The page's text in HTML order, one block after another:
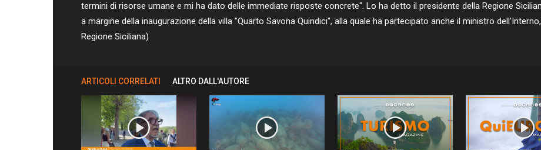
termini di risorse umane e mi ha dato delle immediate risposte concrete". Lo ha detto il presidente della Regione
a margine della inaugurazione della villa "Quarto Savona Quindici", alla quale ha partecipato anche il ministro
Regione Siciliana)
ARTICOLI CORRELATI ALTRO DALL'AUTORE